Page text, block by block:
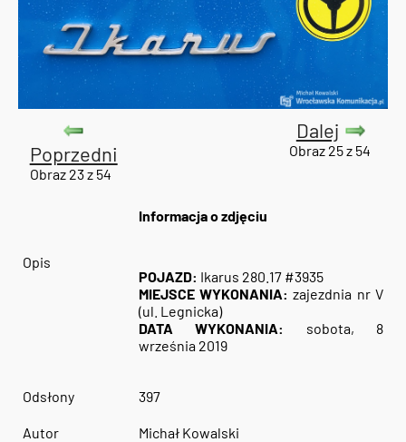
Poprzedni
Obraz 23 z 54
Dalej
Obraz 25 z 54
Informacja o zdjęciu
Opis
POJAZD: Ikarus 280.17 #3935
MIEJSCE WYKONANIA: zajezdnia nr V
(ul. Legnicka)
DATA WYKONANIA:
sobota, 8
września 2019
Odsłony 397
Autor Michał Kowalski